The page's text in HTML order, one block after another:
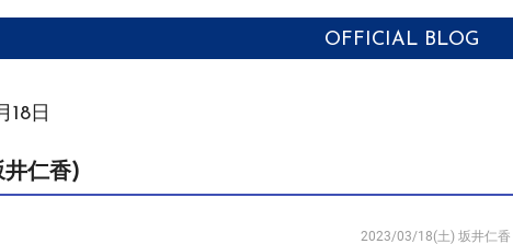
OFFICIAL BLOG
18日
井仁香)
2023/03/18(土)坂井仁香